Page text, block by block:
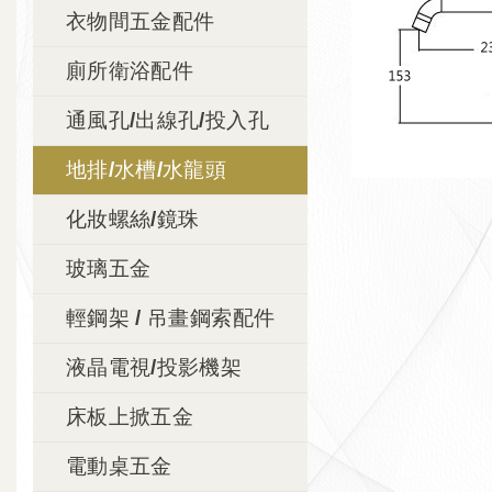
衣物間五金配件
廁所衛浴配件
通風孔/出線孔/投入孔
地排/水槽/水龍頭
化妝螺絲/鏡珠
玻璃五金
輕鋼架 / 吊畫鋼索配件
液晶電視/投影機架
床板上掀五金
電動桌五金